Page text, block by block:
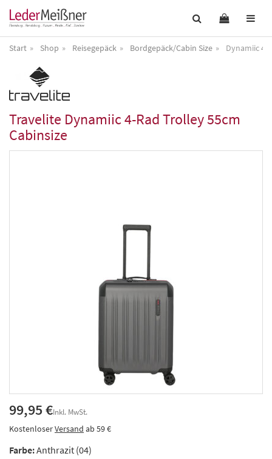
Start Shop Reisegepäck Bordgepäck/Cabin Size Dynamiic 4-
Travelite Dynamiic 4-Rad Trolley 55cm
Cabinsize
99,95 €Inkl. MwSt.
KostenloserVersand ab 59 €
Farbe:Anthrazit (04)